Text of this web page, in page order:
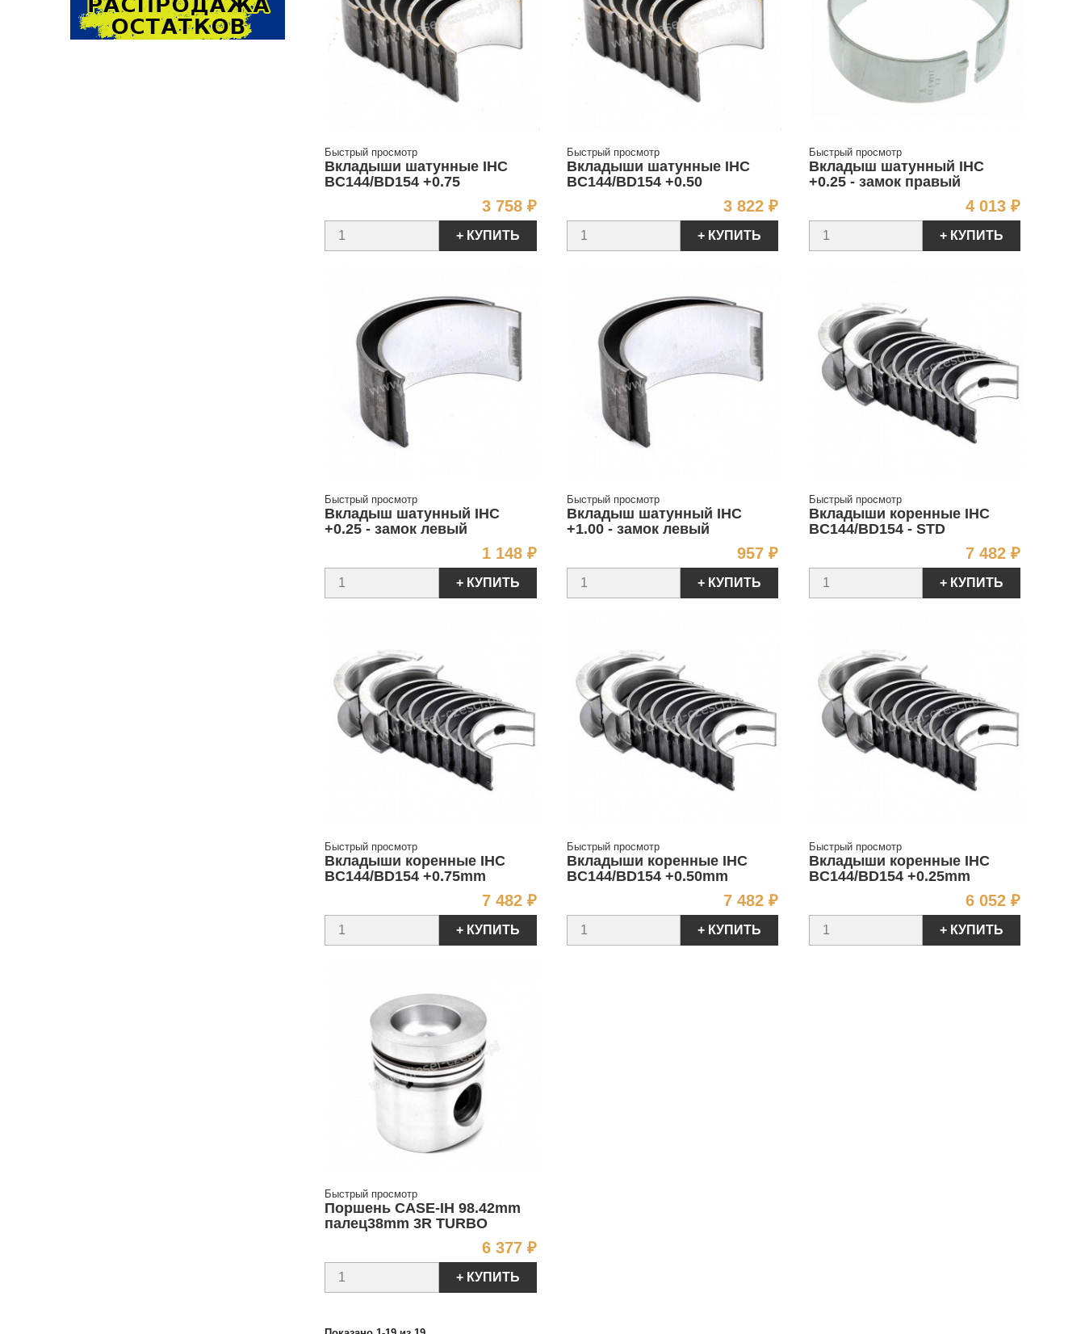
Быстрый просмотр
Вкладыши шатунные IHC
BC144/BD154 +0.75
3 758 ₽Цена
+ КУПИТЬ
Быстрый просмотр
Вкладыши шатунные IHC
BC144/BD154 +0.50
3 822 ₽Цена
+ КУПИТЬ
Быстрый просмотр
Вкладыш шатунный IHC
+0.25 - замок правый
4 013 ₽Цена
+ КУПИТЬ
Быстрый просмотр
Вкладыш шатунный IHC
+0.25 - замок левый
1 148 ₽Цена
+ КУПИТЬ
Быстрый просмотр
Вкладыш шатунный IHC
+1.00 - замок левый
957 ₽Цена
+ КУПИТЬ
Быстрый просмотр
Вкладыши коренные IHC
BC144/BD154 - STD
7 482 ₽Цена
+ КУПИТЬ
Быстрый просмотр
Вкладыши коренные IHC
BC144/BD154 +0.75mm
7 482 ₽Цена
+ КУПИТЬ
Быстрый просмотр
Вкладыши коренные IHC
BC144/BD154 +0.50mm
7 482 ₽Цена
+ КУПИТЬ
Быстрый просмотр
Вкладыши коренные IHC
BC144/BD154 +0.25mm
6 052 ₽Цена
+ КУПИТЬ
Быстрый просмотр
Поршень CASE-IH 98.42mm
палец38mm 3R TURBO
6 377 ₽Цена
+ КУПИТЬ